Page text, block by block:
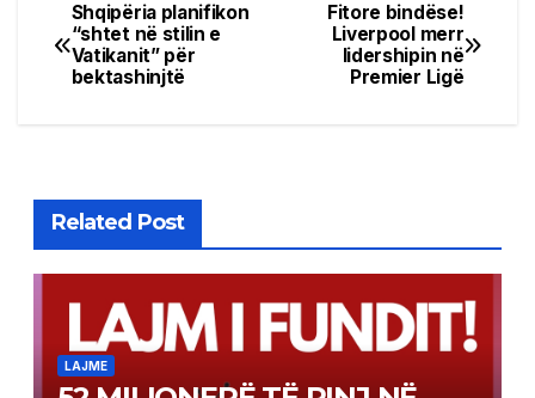
Post
navigation
Fitore bindëse!
Liverpool merr
lidershipin në
Premier Ligë
Shqipëria planifikon
“shtet në stilin e
Vatikanit” për
bektashinjtë
Related Post
LAJME